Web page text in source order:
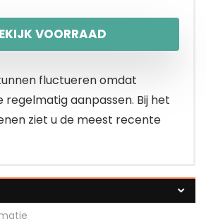
VOORRAAD
fluctueren omdat
regelmatig aanpassen. Bij het
ziet u de meest recente